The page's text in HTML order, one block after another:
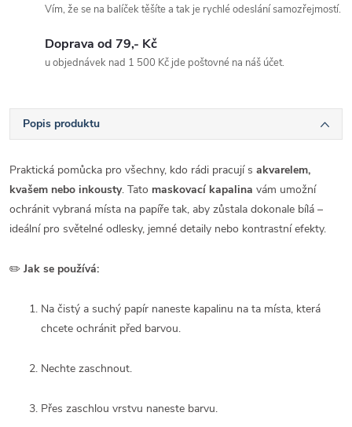
Vím, že se na balíček těšíte a tak je rychlé odeslání samozřejmostí.
Doprava od 79,- Kč
u objednávek nad 1 500 Kč jde poštovné na náš účet.
Popis produktu
Praktická pomůcka pro všechny, kdo rádi pracují s akvarelem,
kvašem nebo inkousty. Tato maskovací kapalina vám umožní
ochránit vybraná místa na papíře tak, aby zůstala dokonale bílá –
ideální pro světelné odlesky, jemné detaily nebo kontrastní efekty.
✏️ Jak se používá:
Na čistý a suchý papír naneste kapalinu na ta místa, která
chcete ochránit před barvou.
Nechte zaschnout.
Přes zaschlou vrstvu naneste barvu.